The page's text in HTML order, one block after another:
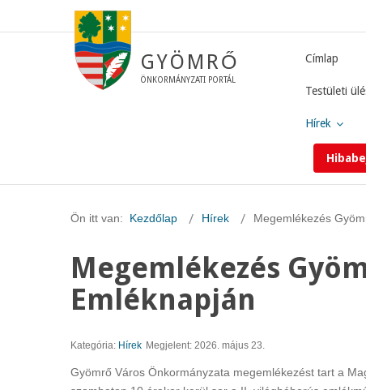
GYÖMRŐ
ÖNKORMÁNYZATI PORTÁL
Címlap
Testületi
Hírek
Ön itt van: Kezdőlap Hírek Megemlékezés
Megemlékezés
Emléknapján
Kategória: Hírek Megjelent: 2026. május 23.
Gyömrő Város Önkormányzata megemlékezést tart a